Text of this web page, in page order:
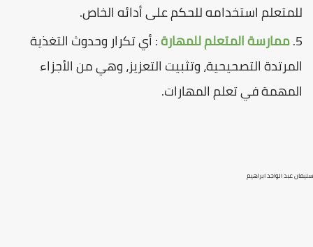
للمتعلم استخدامه للحكم على أدائه الخاص.
ممارسة المتعلم للمهارة: أي تكرار وحدوث التغذية
المرتدة التصحيحية، وتثبيت التعزيز، وهي من الأجزاء
المهمة في تعلم المهارات.
سليمان عبد الواحد ابراهيم